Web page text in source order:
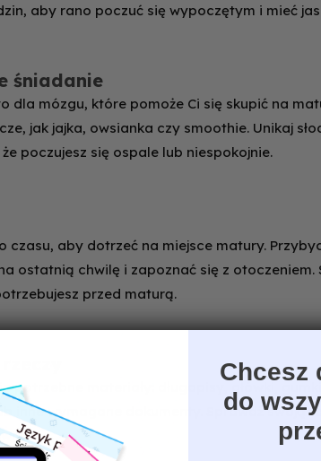
aby rano poczuć się wypoczętym i mieć
śniadanie
dla mózgu, które pomoże Ci się skupić na
jak jajka, owsianka czy smoothie. Unikaj
poczujesz się ospale lub niespokojnie.
czasu, aby dotrzeć na miejsce matury.
ostatnią chwilę i zapoznać się z
przed maturą.
potrzebne materiały: długopisy, ołówki,
inne wymagane dokumenty. Sprawdź swoją
Chcesz
do